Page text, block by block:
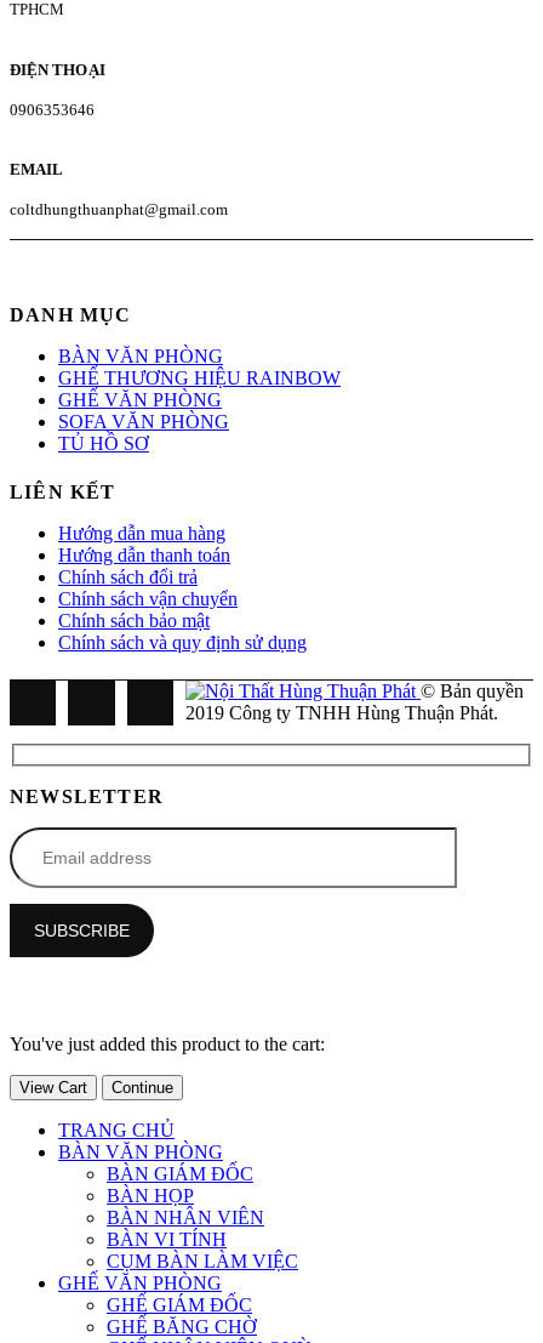
TPHCM
ĐIỆN THOẠI
0906353646
EMAIL
coltdhungthuanphat@gmail.com
DANH MỤC
BÀN VĂN PHÒNG
GHẾ THƯƠNG HIỆU RAINBOW
GHẾ VĂN PHÒNG
SOFA VĂN PHÒNG
TỦ HỒ SƠ
LIÊN KẾT
Hướng dẫn mua hàng
Hướng dẫn thanh toán
Chính sách đổi trả
Chính sách vận chuyển
Chính sách bảo mật
Chính sách và quy định sử dụng
© Bản quyền
2019 Công ty TNHH Hùng Thuận Phát.
NEWSLETTER
You've just added this product to the cart:
View Cart Continue
TRANG CHỦ
BÀN VĂN PHÒNG
BÀN GIÁM ĐỐC
BÀN HỌP
BÀN NHÂN VIÊN
BÀN VI TÍNH
CỤM BÀN LÀM VIỆC
GHẾ VĂN PHÒNG
GHẾ GIÁM ĐỐC
GHẾ BĂNG CHỜ